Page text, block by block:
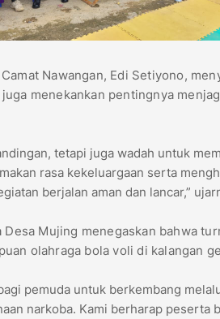
Nawangan, Edi Setiyono,
menekankan pentingnya
tetapi juga wadah untuk
rasa kekeluargaan serta
berjalan aman dan lancar,”
Mujing menegaskan bahwa
olahraga bola voli di kalangan
pemuda untuk berkembang
narkoba. Kami berharap peserta